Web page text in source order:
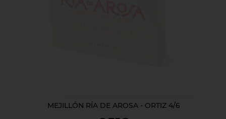
MEJILLÓN RÍA DE AROSA - ORTIZ 4/6